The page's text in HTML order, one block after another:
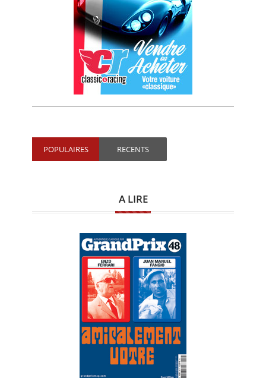
POPULAIRES RECENTS
A LIRE